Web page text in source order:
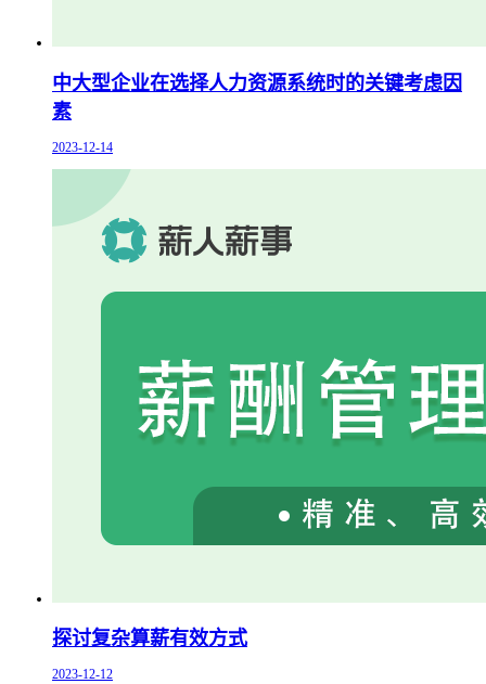
中大型企业在选择人力资源系统时的关键考虑因
素
2023-12-14
探讨复杂算薪有效方式
2023-12-12